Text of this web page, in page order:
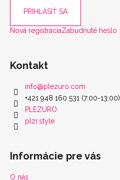
PRIHLÁSIŤ SA
Nová registráciaZabudnuté heslo
Kontakt
info@plezuro.com
+421 948 160 531 (7:00-13:00)
PLEZURO
plzr.style
Informácie pre vás
O nás